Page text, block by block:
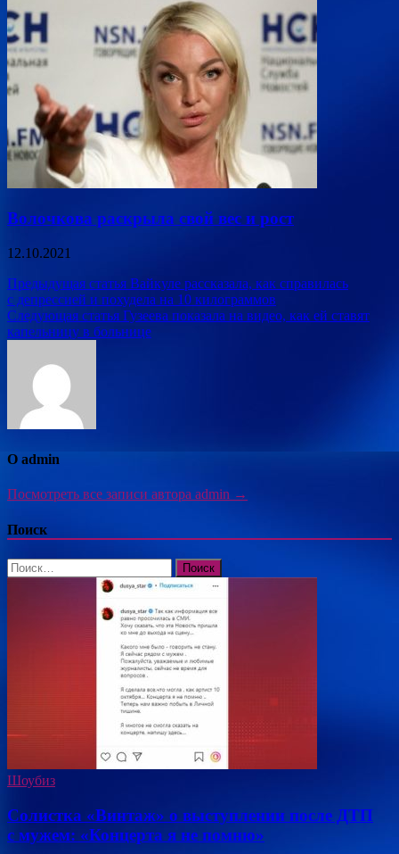
Волочкова раскрыла свой вес и рост
12.10.2021
Навигация
по
записям
Предыдущая статья Вайкуле рассказала, как справилась
с депрессией и похудела на 10 килограммов
Следующая статья Гузеева показала на видео, как ей ставят
капельницу в больнице
О admin
Посмотреть все записи автора admin →
Поиск
Найти:
Шоубиз
Солистка «Винтаж» о выступлении после ДТП
с мужем: «Концерта я не помню»